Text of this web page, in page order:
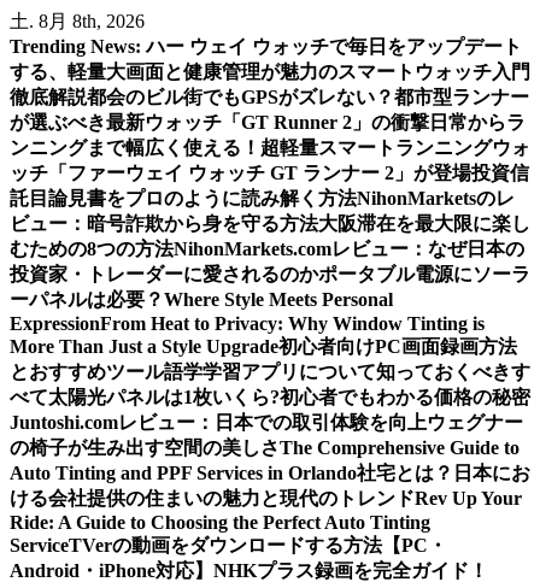
内
容
を
ス
キ
ッ
プ
土. 8月 8th, 2026
Trending News: ハー ウェイ ウォッチで毎日をアップデート
する、軽量大画面と健康管理が魅力のスマートウォッチ入門
徹底解説都会のビル街でもGPSがズレない？都市型ランナー
が選ぶべき最新ウォッチ「GT Runner 2」の衝撃 日常からラ
ンニングまで幅広く使える！超軽量スマートランニングウォ
ッチ「ファーウェイ ウォッチ GT ランナー 2」が登場投資信
託目論見書をプロのように読み解く方法NihonMarketsのレ
ビュー：暗号詐欺から身を守る方法大阪滞在を最大限に楽し
むための8つの方法NihonMarkets.comレビュー：なぜ日本の
投資家・トレーダーに愛されるのかポータブル電源にソーラ
ーパネルは必要？Where Style Meets Personal
ExpressionFrom Heat to Privacy: Why Window Tinting is
More Than Just a Style Upgrade初心者向けPC画面録画方法
とおすすめツール語学学習アプリについて知っておくべきす
べて太陽光パネルは1枚いくら?初心者でもわかる価格の秘密
Juntoshi.comレビュー：日本での取引体験を向上ウェグナー
の椅子が生み出す空間の美しさThe Comprehensive Guide to
Auto Tinting and PPF Services in Orlando社宅とは？日本にお
ける会社提供の住まいの魅力と現代のトレンドRev Up Your
Ride: A Guide to Choosing the Perfect Auto Tinting
ServiceTVerの動画をダウンロードする方法【PC・
Android・iPhone対応】 NHKプラス録画を完全ガイド！